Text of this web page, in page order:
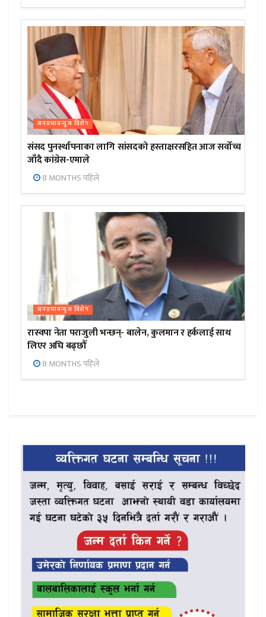
जनप्रभाबन्युज विशेष
संसद पुनर्स्थापनाका लागि सांसदको हस्ताक्षरसहित आज सर्वोच्च
जाँदै कांग्रेस-एमाले
8 MONTHS पहिले
जनप्रभाबन्युज विशेष
रास्वपा नेता पराजुली भन्छन्- बालेन, कुलमान र हर्कलाई साथ
लिएर अघि बढ्छौँ
8 MONTHS पहिले